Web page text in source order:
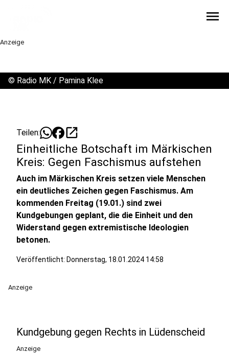
menu
Anzeige
© Radio MK / Pamina Klee
Teilen: open_in_new
Einheitliche Botschaft im Märkischen
Kreis: Gegen Faschismus aufstehen
Auch im Märkischen Kreis setzen viele Menschen
ein deutliches Zeichen gegen Faschismus. Am
kommenden Freitag (19.01.) sind zwei
Kundgebungen geplant, die die Einheit und den
Widerstand gegen extremistische Ideologien
betonen.
Veröffentlicht: Donnerstag, 18.01.2024 14:58
Anzeige
Kundgebung gegen Rechts in Lüdenscheid
Anzeige